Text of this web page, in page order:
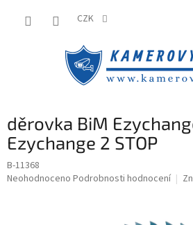
CZK
děrovka BiM
Ezychange 2 STOP
B-11368
Průměrné
Neohodnoceno Podrobnosti hodnocení